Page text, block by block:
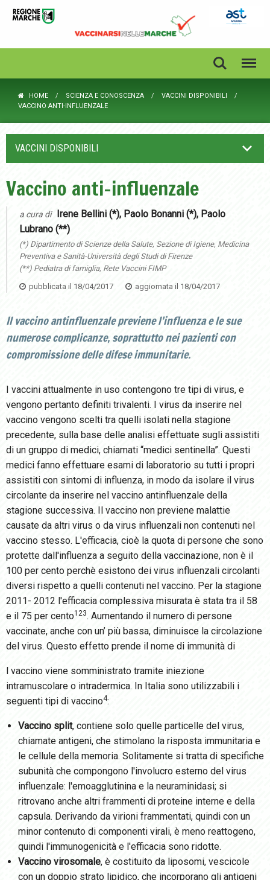
HOME SCIENZA E CONOSCENZA
VACCINI DISPONIBILI
VACCINO ANTI-INFLUENZALE
VACCINI DISPONIBILI
Vaccino anti-influenzale
a cura di
Irene Bellini (*), Paolo Bonanni (*), Paolo
Lubrano (**)
(*) Dipartimento di Scienze della Salute, Sezione di Igiene, Medicina
Preventiva e Sanità-Università degli Studi di Firenze
(**) Pediatra di famiglia, Rete Vaccini FIMP
pubblicata il 18/04/2017 aggiornata il 18/04/2017
Il vaccino antinfluenzale previene l'influenza e le sue
numerose complicanze, soprattutto nei pazienti con
compromissione delle difese immunitarie.
I vaccini attualmente in uso contengono tre tipi di virus, e
vengono pertanto definiti trivalenti. I virus da inserire nel
vaccino vengono scelti tra quelli isolati nella stagione
precedente, sulla base delle analisi effettuate sugli assistiti
di un gruppo di medici, chiamati “medici sentinella”. Questi
medici fanno effettuare esami di laboratorio su tutti i propri
assistiti con sintomi di influenza, in modo da isolare il virus
circolante da inserire nel vaccino antinfluenzale della
stagione successiva. Il vaccino non previene malattie
causate da altri virus o da virus influenzali non contenuti nel
vaccino stesso. L'efficacia, cioè la quota di persone che sono
protette dall'influenza a seguito della vaccinazione, non è il
100 per cento perchè esistono dei virus influenzali circolanti
diversi rispetto a quelli contenuti nel vaccino. Per la stagione
2011- 2012 l'efficacia complessiva misurata è stata tra il 58
e il 75 per cento1 23. Aumentando il numero di persone
vaccinate, anche con un’ più bassa, diminuisce la circolazione
del virus. Questo effetto prende il nome di immunità di
l vaccino viene somministrato tramite iniezione
intramuscolare o intradermica. In Italia sono utilizzabili i
seguenti tipi di vaccino4:
Vaccino split, contiene solo quelle particelle del virus,
chiamate antigeni, che stimolano la risposta immunitaria e
le cellule della memoria. Solitamente si tratta di specifiche
subunità che compongono l'involucro esterno del virus
influenzale: l'emoagglutinina e la neuraminidasi; si
ritrovano anche altri frammenti di proteine interne e della
capsula. Derivando da virioni frammentati, quindi con un
minor contenuto di componenti virali, è meno reattogeno,
quindi l'immunogenicità e l'efficacia sono ridotte.
Vaccino virosomale, è costituito da liposomi, vescicole
con un doppio strato lipidico, che incorporano gli antigeni